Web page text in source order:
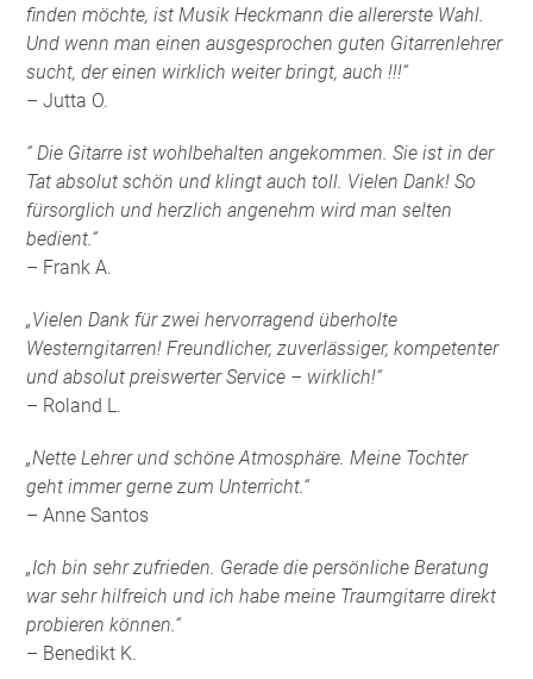
finden möchte, ist Musik Heckmann die allererste Wahl.
Und wenn man einen ausgesprochen guten Gitarrenlehrer
sucht, der einen wirklich weiter bringt, auch !!!“
– Jutta O.
“ Die Gitarre ist wohlbehalten angekommen. Sie ist in der
Tat absolut schön und klingt auch toll. Vielen Dank! So
fürsorglich und herzlich angenehm wird man selten
bedient.“
– Frank A.
„Vielen Dank für zwei hervorragend überholte
Westerngitarren! Freundlicher, zuverlässiger, kompetenter
und absolut preiswerter Service – wirklich!“
– Roland L.
„Nette Lehrer und schöne Atmosphäre. Meine Tochter
geht immer gerne zum Unterricht.“
– Anne Santos
„Ich bin sehr zufrieden. Gerade die persönliche Beratung
war sehr hilfreich und ich habe meine Traumgitarre direkt
probieren können.“
– Benedikt K.